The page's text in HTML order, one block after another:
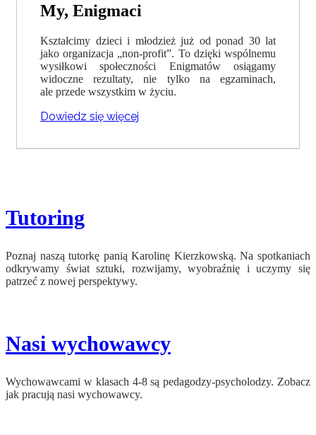
My, Enigmaci
Kształcimy dzieci i młodzież już od ponad 30 lat
jako organizacja „non-profit”. To dzięki wspólnemu
wysiłkowi społeczności Enigmatów osiągamy
widoczne rezultaty, nie tylko na egzaminach,
ale przede wszystkim w życiu.
Dowiedz się więcej
Tutoring
Poznaj naszą tutorkę panią Karolinę Kierzkowską. Na spotkaniach
odkrywamy świat sztuki, rozwijamy, wyobraźnię i uczymy się
patrzeć z nowej perspektywy.
Nasi wychowawcy
Wychowawcami w klasach 4-8 są pedagodzy-psycholodzy. Zobacz
jak pracują nasi wychowawcy.